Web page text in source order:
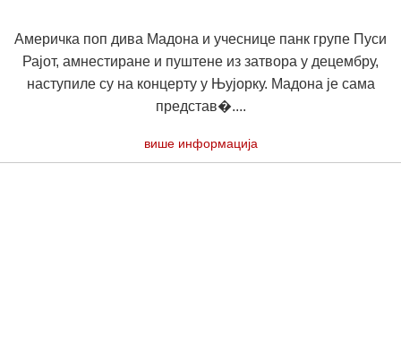
Америчка поп дива Мадона и учеснице панк групе Пуси
Рајот, амнестиране и пуштене из затвора у децембру,
наступиле су на концерту у Њујорку. Мадона је сама
представ�....
више информација